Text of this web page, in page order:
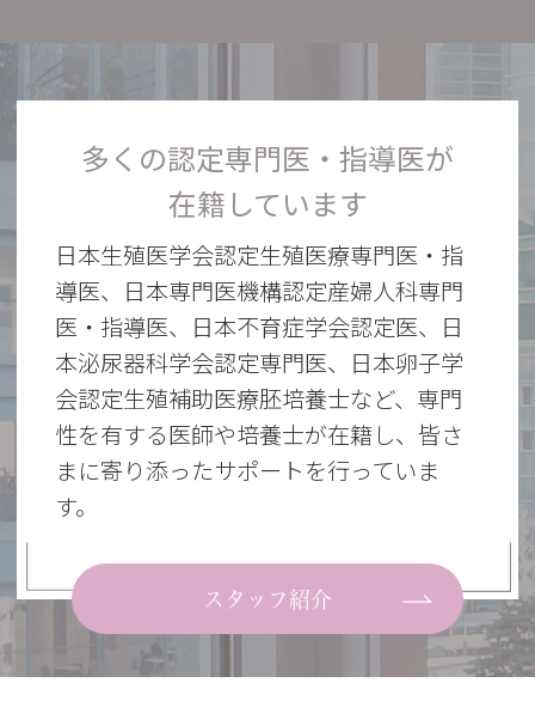
多くの認定専門医・指導医が
在籍しています
日本生殖医学会認定生殖医療専門医・指
導医、日本専門医機構認定産婦人科専門
医・指導医、日本不育症学会認定医、日
本泌尿器科学会認定専門医、日本卵子学
会認定生殖補助医療胚培養士など、専門
性を有する医師や培養士が在籍し、皆さ
まに寄り添ったサポートを行っていま
す。
スタッフ紹介